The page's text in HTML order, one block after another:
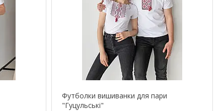
Футболки вишиванки для пари
"Гуцульські"